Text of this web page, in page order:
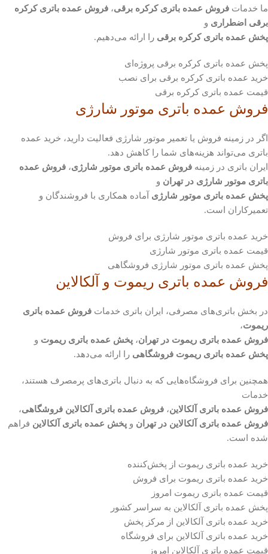
ما خدمات فروش عمده باتری کرکره برقی، فروش عمده باتری کرکره
برقی اضطراری و
پخش عمده باتری کرکره برقی را ارائه می‌دهیم.
پخش عمده باتری کرکره برقی پروژه‌ای
خرید عمده باتری کرکره برقی برای نصب
قیمت عمده باتری کرکره برقی
فروش عمده باتری موتور شارژی
اگر در زمینه فروش یا تعمیر موتور شارژی فعالیت دارید، خرید عمده
باتری می‌تواند هزینه‌های شما را کاهش دهد.
ایران باتری در زمینه فروش عمده باتری موتور شارژی، فروش عمده
باتری موتور شارژی در تهران و
پخش عمده باتری موتور شارژی آماده همکاری با فروشندگان و
تعمیرکاران است.
خرید عمده باتری موتور شارژی برای فروش
قیمت عمده باتری موتور شارژی
پخش عمده باتری موتور شارژی فروشگاهی
فروش عمده باتری ریموت و آلکالاین
در بخش باتری‌های مصرفی، ایران باتری خدمات فروش عمده باتری
ریموت،
فروش عمده باتری ریموت در تهران، پخش عمده باتری ریموت و
پخش عمده باتری ریموت فروشگاهی را ارائه می‌دهد.
همچنین برای فروشگاه‌هایی که به دنبال باتری‌های پرمصرف هستند،
خدمات
فروش عمده باتری آلکالاین، فروش عمده باتری آلکالاین فروشگاهی،
فروش عمده باتری آلکالاین در تهران و پخش عمده باتری آلکالاین فراهم
شده است.
خرید عمده باتری ریموت از پخش‌کننده
خرید عمده باتری ریموت برای فروش
قیمت عمده باتری ریموت امروز
پخش عمده باتری آلکالاین به سراسر کشور
خرید عمده باتری آلکالاین از مرکز پخش
خرید عمده باتری آلکالاین برای فروشگاه
قیمت عمده باتری آلکالاین امروز